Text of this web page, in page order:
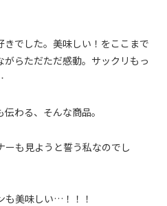
でした。美味しい！をここまで
らただただ感動。サックリもっ
わる、そんな商品。
も見ようと誓う私なのでし
も美味しい…！！！